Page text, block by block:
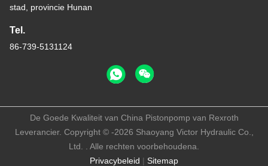
stad, provincie Hunan
Tel.
86-739-5131124
Privacybeleid | Sitemap
De Goede Kwaliteit van China Pistonpomp van Rexroth
Leverancier. Copyright © -2026 Shaoyang Victor Hydraulic Co.,
Ltd. . Alle rechten voorbehoudena.